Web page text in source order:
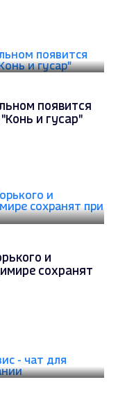
появится
и гусар"
и
сохранят